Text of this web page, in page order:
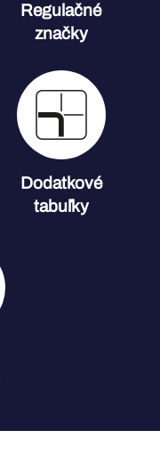
Regulačné
značky
Dodatkové
tabuľky